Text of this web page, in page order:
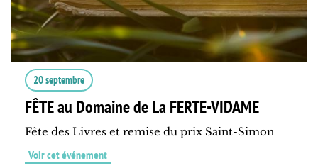
20 septembre
FÊTE au Domaine de La FERTE-VIDAME
Fête des Livres et remise du prix Saint-Simon
Voir cet événement